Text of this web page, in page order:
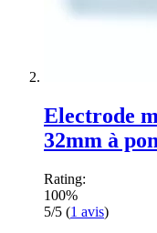
Electrode
32mm à
Rating:
100%
5/5 (1 avis)